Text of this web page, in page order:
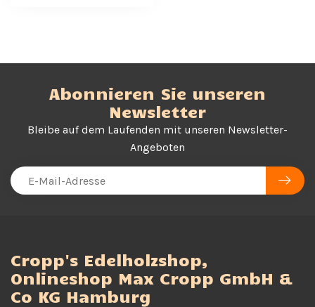
Abonnieren Sie unseren
Newsletter
Bleibe auf dem Laufenden mit unseren Newsletter-
Angeboten
Cropp's Edelholzshop,
Onlineshop Max Cropp GmbH &
Co KG Hamburg